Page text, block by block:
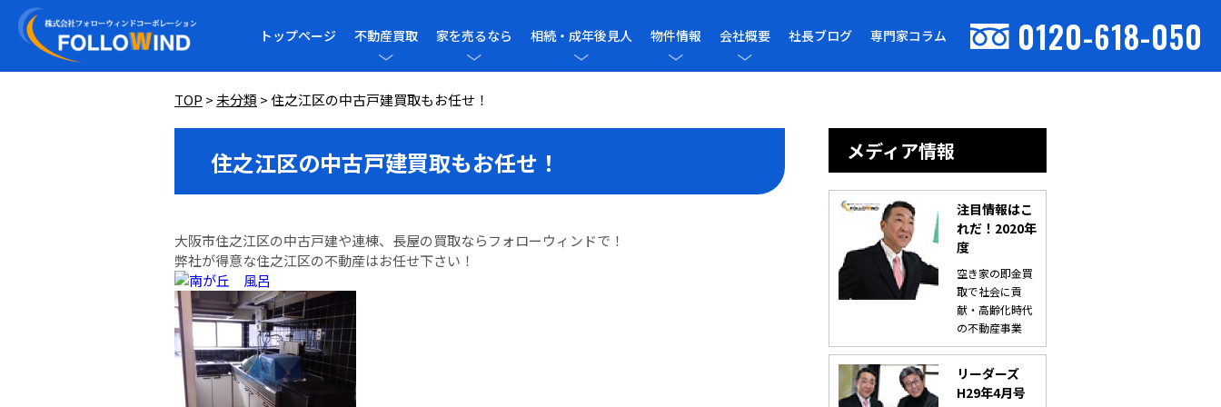
トップページ 不動産買取 家を売るなら 相続・成年後見人 物件情報 会社概要 社長ブログ 専門家コラム 0120-618-050
TOP > 未分類 >住之江区の中古戸建買取もお任せ！
住之江区の中古戸建買取もお任せ！
大阪市住之江区の中古戸建や連棟、長屋の買取ならフォローウィンドで！
弊社が得意な住之江区の不動産はお任せ下さい！
メディア情報
注目情報はこ
れだ！2020年
度
空き家の即金買
取で社会に貢
献・高齢化時代
の不動産事業
リーダーズ
H29年4月号